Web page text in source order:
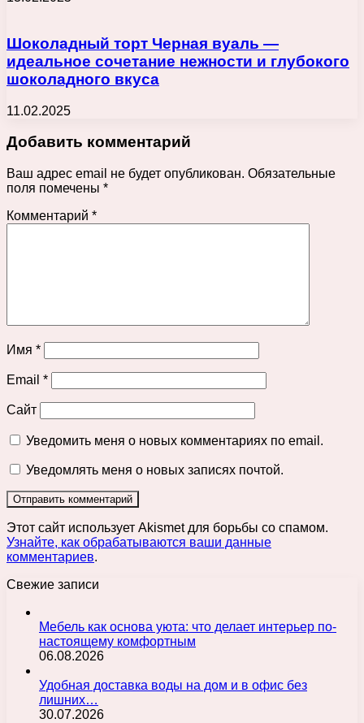
Шоколадный торт Черная вуаль —
идеальное сочетание нежности и глубокого
шоколадного вкуса
11.02.2025
Добавить комментарий
Ваш адрес email не будет опубликован. Обязательные
поля помечены *
Комментарий *
Имя *
Email *
Сайт
Уведомить меня о новых комментариях по email.
Уведомлять меня о новых записях почтой.
Этот сайт использует Akismet для борьбы со спамом.
Узнайте, как обрабатываются ваши данные
комментариев.
Свежие записи
Мебель как основа уюта: что делает интерьер по-
настоящему комфортным
06.08.2026
Удобная доставка воды на дом и в офис без
лишних…
30.07.2026